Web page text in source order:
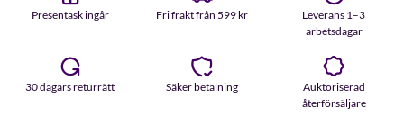
Presentask ingår Fri frakt från 599 kr
Leverans 1–3
arbetsdagar
30 dagars returrätt Säker betalning
Auktoriserad
återförsäljare